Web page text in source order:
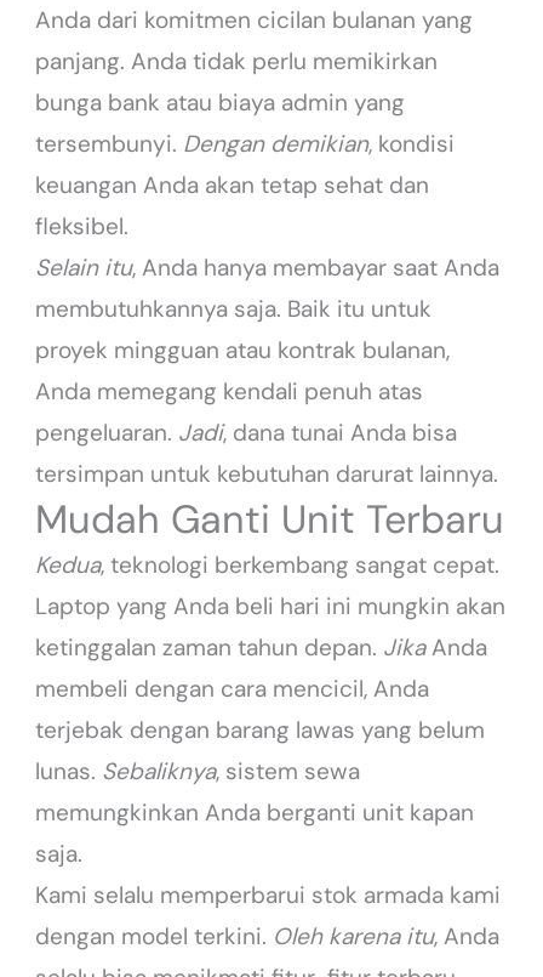
Anda dari komitmen cicilan bulanan yang
panjang. Anda tidak perlu memikirkan
bunga bank atau biaya admin yang
tersembunyi. Dengan demikian, kondisi
keuangan Anda akan tetap sehat dan
fleksibel.
Selain itu, Anda hanya membayar saat Anda
membutuhkannya saja. Baik itu untuk
proyek mingguan atau kontrak bulanan,
Anda memegang kendali penuh atas
pengeluaran. Jadi, dana tunai Anda bisa
tersimpan untuk kebutuhan darurat lainnya.
Mudah Ganti Unit Terbaru
Kedua, teknologi berkembang sangat cepat.
Laptop yang Anda beli hari ini mungkin akan
ketinggalan zaman tahun depan. JikaAnda
membeli dengan cara mencicil, Anda
terjebak dengan barang lawas yang belum
lunas. Sebaliknya, sistem sewa
memungkinkan Anda berganti unit kapan
saja.
Kami selalu memperbarui stok armada kami
dengan model terkini. Oleh karena itu, Anda